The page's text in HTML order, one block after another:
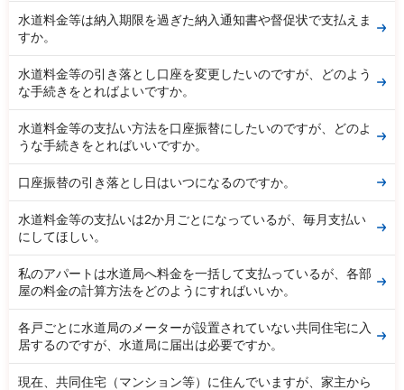
水道料金等は納入期限を過ぎた納入通知書や督促状で支払えま
すか。
水道料金等の引き落とし口座を変更したいのですが、どのよう
な手続きをとればよいですか。
水道料金等の支払い方法を口座振替にしたいのですが、どのよ
うな手続きをとればいいですか。
口座振替の引き落とし日はいつになるのですか。
水道料金等の支払いは2か月ごとになっているが、毎月支払い
にしてほしい。
私のアパートは水道局へ料金を一括して支払っているが、各部
屋の料金の計算方法をどのようにすればいいか。
各戸ごとに水道局のメーターが設置されていない共同住宅に入
居するのですが、水道局に届出は必要ですか。
現在、共同住宅（マンション等）に住んでいますが、家主から